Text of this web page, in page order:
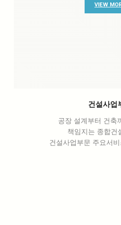
VIEW
건설사업
공장 설계부터 건축
책임지는 종합건
건설사업부문 주요서